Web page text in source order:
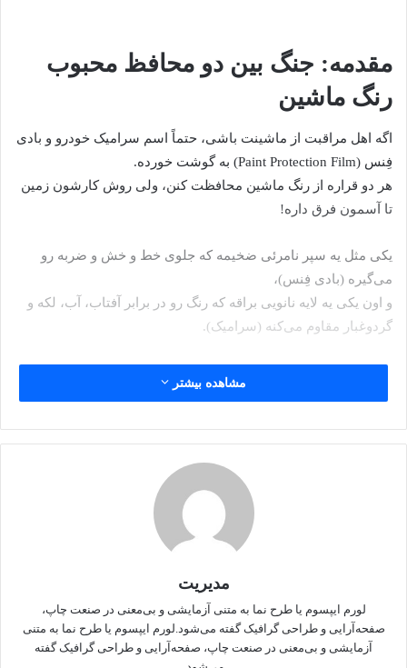
مقدمه: جنگ بین دو محافظ محبوب
رنگ ماشین
اگه اهل مراقبت از ماشینت باشی، حتماً اسم سرامیک خودرو و بادی
فِنس (Paint Protection Film) به گوشت خورده.
هر دو قراره از رنگ ماشین محافظت کنن، ولی روش کارشون زمین
تا آسمون فرق داره!
یکی مثل یه سپر نامرئی ضخیمه که جلوی خط و خش و ضربه رو
می‌گیره (بادی فِنس)،
و اون یکی یه لایه نانویی براقه که رنگ رو در برابر آفتاب، آب، لکه و
گردوغبار مقاوم می‌کنه (سرامیک).
کدوم بهتره؟ کدوم ارزش هزینه داره؟ بیاین با هم دقیق بررسی کنیم
سرامیک خودرو چیه؟
سرامیک خودرو در واقع یه پوشش نانویی شفافه که با رنگ بدنه
ترکیب می‌شه و یه لایه محافظ روی اون ایجاد می‌کنه.
وقتی این پوشش روی بدنه پاشیده می‌شه، بعد از پخت یا خشک
جلوی اشعه UV خورشید رو می‌گیره
خاصیت آب‌گریزی (هیدروفوبیک) داره
شستن ماشین رو خیلی راحت‌تر می‌کنه
مشاهده بیشتر
مدیریت
لورم ایپسوم یا طرح‌ نما به متنی آزمایشی و بی‌معنی در صنعت چاپ،
صفحه‌آرایی و طراحی گرافیک گفته می‌شود.لورم ایپسوم یا طرح‌ نما به متنی
آزمایشی و بی‌معنی در صنعت چاپ، صفحه‌آرایی و طراحی گرافیک گفته